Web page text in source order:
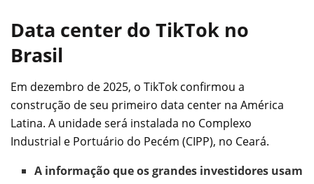
Data center do TikTok no
Brasil
Em dezembro de 2025, o TikTok confirmou a
construção de seu primeiro data center na América
Latina. A unidade será instalada no Complexo
Industrial e Portuário do Pecém (CIPP), no Ceará.
A informação que os grandes investidores usam